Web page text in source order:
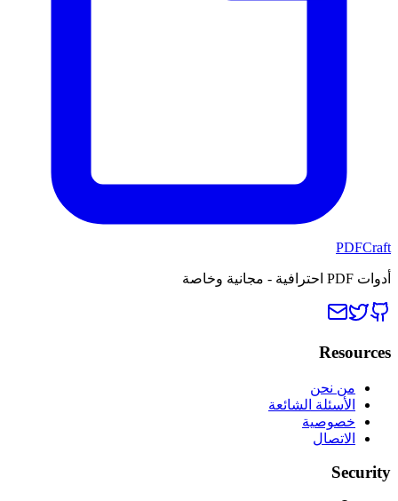
PDFCraft
أدوات PDF احترافية - مجانية وخاصة
Resources
من نحن
الأسئلة الشائعة
خصوصية
الاتصال
Security